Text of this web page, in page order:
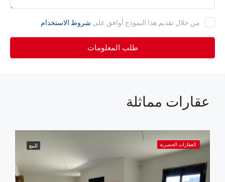
من خلال تقديم هذا النموذج أوافق على شروط الاستخدام
طلب المعلومات
عقارات مماثلة
العقارات الحصرية للبيع